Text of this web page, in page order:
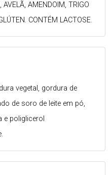
vegetal, gordura de
de soro de leite em pó,
e poliglicerol
AVELÃ, AMENDOIM, TRIGO
CONTÉM LACTOSE.